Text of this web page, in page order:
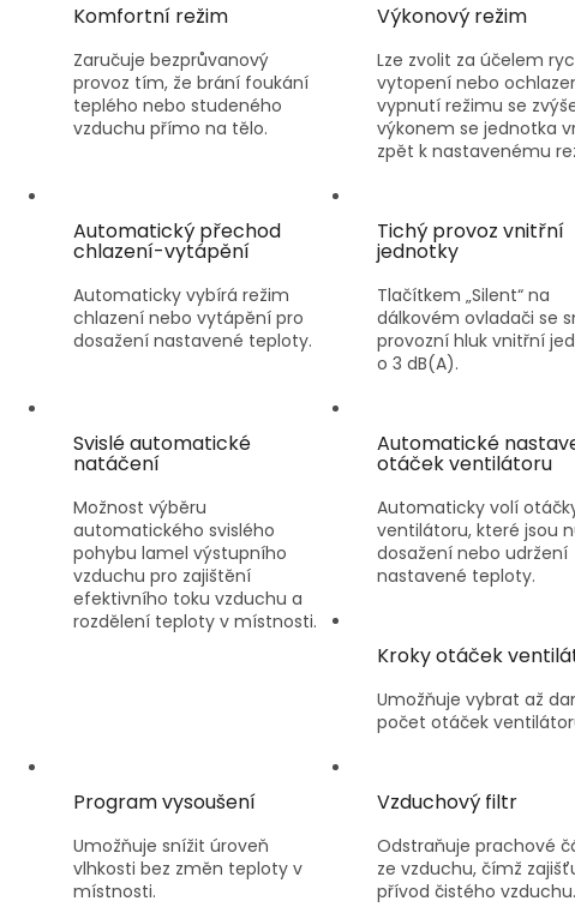
Komfortní režim
Zaručuje bezprůvanový
provoz tím, že brání foukání
teplého nebo studeného
vzduchu přímo na tělo.
Výkonový režim
Lze zvolit za účelem
vytopení nebo
vypnutí režimu se
výkonem se jednotka
zpět k nastavenému
Automatický přechod
chlazení-vytápění
Automaticky vybírá režim
chlazení nebo vytápění pro
dosažení nastavené teploty.
Tichý provoz vnitřní
jednotky
Tlačítkem „Silent“ na
dálkovém ovladači se
provozní hluk vnitřní
o 3 dB(A).
Svislé automatické
natáčení
Možnost výběru
automatického svislého
pohybu lamel výstupního
vzduchu pro zajištění
efektivního toku vzduchu a
rozdělení teploty v místnosti.
Automatické
otáček ventilátoru
Automaticky volí
ventilátoru, které jsou
dosažení nebo udržení
nastavené teploty.
Kroky otáček
Umožňuje vybrat až
počet otáček
Program vysoušení
Umožňuje snížit úroveň
vlhkosti bez změn teploty v
místnosti.
Vzduchový filtr
Odstraňuje prachové
ze vzduchu, čímž
přívod čistého vzduchu.